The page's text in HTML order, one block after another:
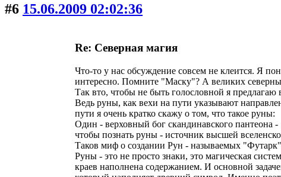
#6 15.06.2009 02:02:36
Re: Северная магия
Что-то у нас обсуждение совсем не клеится. Я
интересно. Помните "Маску"? А великих
Так вто, чтобы не быть голословной я предлагаю
Ведь руны, как вехи на пути указывают
пути я очень кратко скажу о том, что такое руны:
Один - верховный бог скандинавского пантеона
чтобы познать руны - источник высшей
Таков миф о создании Рун - называемых
Руны - это не просто знаки, это магическая
краев наполнена содержанием. И основной